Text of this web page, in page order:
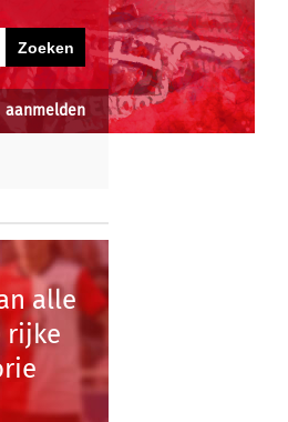
aanmelden
alle
rijke